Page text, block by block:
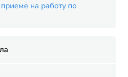
на работу по